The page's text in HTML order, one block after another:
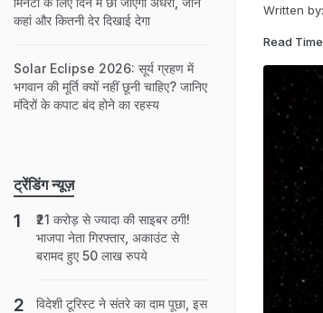
Written by:
Read
कहां और कितनी देर दिखाई देगा
Solar Eclipse 2026: सूर्य ग्रहण में
भगवान की मूर्ति क्यों नहीं छूनी चाहिए? जानिए
मंदिरों के कपाट बंद होने का रहस्य
ट्रेंडिंग न्यूज़
₹21 करोड़ से ज्यादा की साइबर ठगी!
भाजपा नेता गिरफ्तार, अकाउंट से
बरामद हुए 50 लाख रुपये
विदेशी टूरिस्ट ने संतरे का दाम पूछा, इस